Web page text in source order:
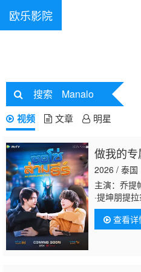
欧乐影院
搜索 Manalo
视频 文章 明星
做我的专
2026 / 泰国
主演：乔提
·提坤朋提
迪派山 纳缇
尔 查看详